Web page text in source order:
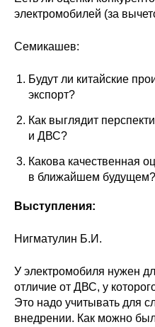
электромобилей (за
Семикашев:
Будут ли китайские
экспорт?
Как выглядит
и ДВС?
Какова качественная
в ближайшем будущем?
Выступления:
Нигматулин Б.И.
У электромобиля нужен
отличие от ДВС, у
Это надо учитывать для
внедрении. Как можно